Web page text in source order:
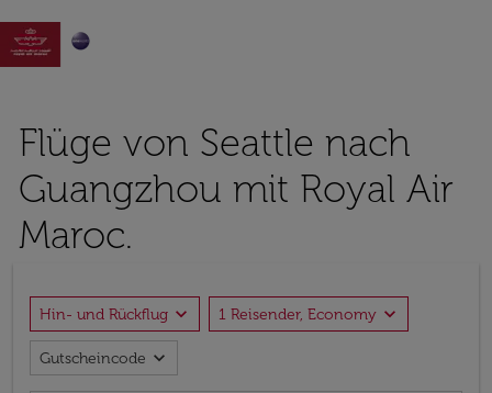

Flüge von Seattle nach
Guangzhou mit Royal Air
Maroc.
Hin- und Rückflug expand_more 1 Reisender, Economy expand_more
Gutscheincode expand_more